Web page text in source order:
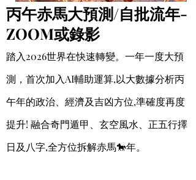
丙午赤馬大預測/自批流年-
ZOOM或錄影
踏入2026世界在快速轉變。一年一度大預
測，首次加入AI輔助運算,以大數據分析丙
午年的政治、經濟及吉凶方位,準確度再度
提升! 融合奇門遁甲、玄空風水、正五行擇
日及八字,全方位拆解赤馬🐎年。